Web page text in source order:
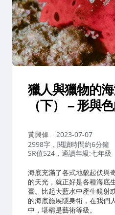
獵人與獵物的
（下） – 形與
作
者：
黃興倬
2023-07-07
2998字，閱讀時間約6分鐘
SR值524，適讀年級:七年級
海底充滿了各式地貌起伏與
的天光，就正好是各種海底
臺。比起大藍水中產生鏡射
的海底施展隱身術，在我們
中，堪稱是藝術等級。